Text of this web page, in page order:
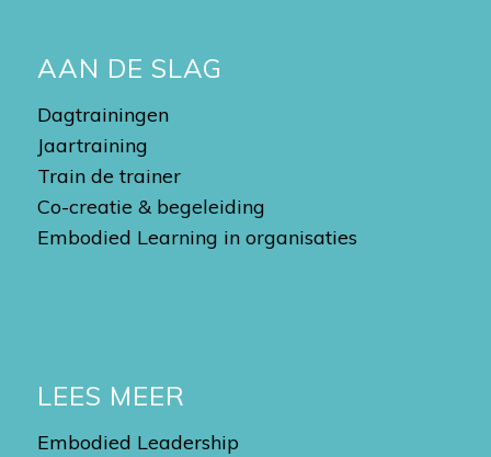
AAN DE SLAG
Dagtrainingen
Jaartraining
Train de trainer
Co-creatie & begeleiding
Embodied Learning in organisaties
LEES MEER
Embodied Leadership